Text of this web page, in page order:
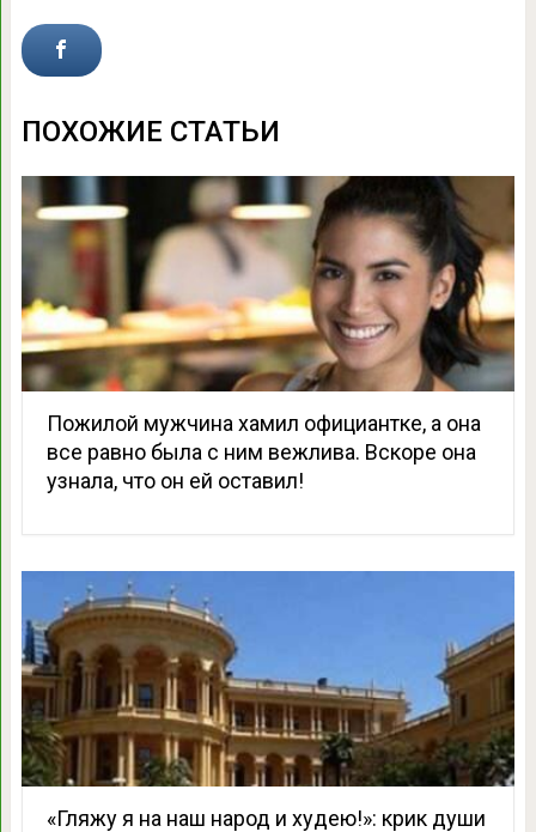
ПОХОЖИЕ СТАТЬИ
Пожилой мужчина хамил официантке, а она
все равно была с ним вежлива. Вскоре она
узнала, что он ей оставил!
«Гляжу я на наш народ и худею!»: крик души